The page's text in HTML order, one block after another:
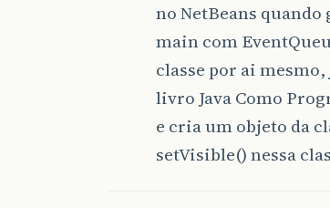
no NetBeans
main com
classe por ai
livro Java Como
e cria um objeto da
setVisible() nessa